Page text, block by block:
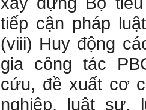
tiếp cận pháp
(viii) Huy động
gia công tác
cứu, đề xuất cơ
nghiệp, luật sư,